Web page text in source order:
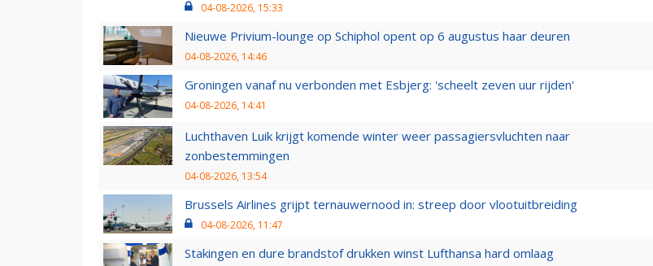
04-08-2026, 15:33
Nieuwe Privium-lounge op Schiphol opent op 6 augustus haar deuren
04-08-2026, 14:46
Groningen vanaf nu verbonden met Esbjerg: 'scheelt zeven uur rijden'
04-08-2026, 14:41
Luchthaven Luik krijgt komende winter weer passagiersvluchten naar
zonbestemmingen
04-08-2026, 13:54
Brussels Airlines grijpt ternauwernood in: streep door vlootuitbreiding
04-08-2026, 11:47
Stakingen en dure brandstof drukken winst Lufthansa hard omlaag